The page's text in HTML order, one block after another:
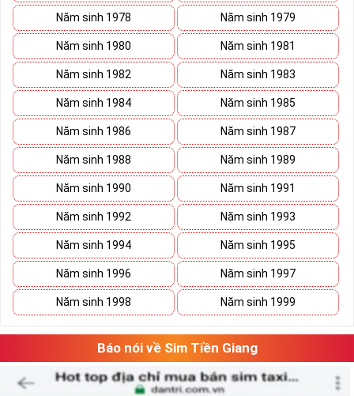
Năm sinh 1978 Năm sinh 1979
Năm sinh 1980 Năm sinh 1981
Năm sinh 1982 Năm sinh 1983
Năm sinh 1984 Năm sinh 1985
Năm sinh 1986 Năm sinh 1987
Năm sinh 1988 Năm sinh 1989
Năm sinh 1990 Năm sinh 1991
Năm sinh 1992 Năm sinh 1993
Năm sinh 1994 Năm sinh 1995
Năm sinh 1996 Năm sinh 1997
Năm sinh 1998 Năm sinh 1999
Báo nói về Sim Tiền Giang